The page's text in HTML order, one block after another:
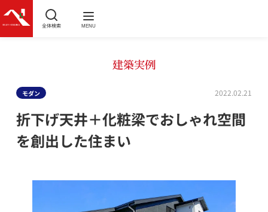
全体検索 MENU
建築実例
モダン 2022.02.21
折下げ天井＋化粧梁でおしゃれ空間
を創出した住まい